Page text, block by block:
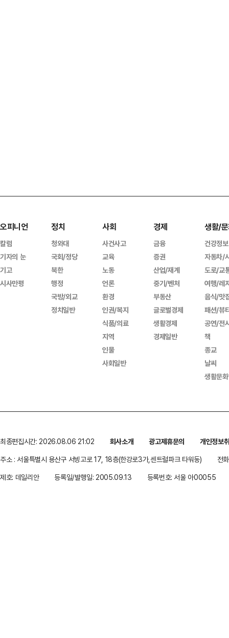
오피니언
칼럼
기자의 눈
기고
시사만평
정치
청와대
국회/정당
북한
행정
국방/외교
정치일반
사회
사건사고
교육
노동
언론
환경
인권/복지
식품/의료
지역
인물
사회일반
경제
금융
증권
산업/재계
중기/벤처
부동산
글로벌경제
생활경제
경제일반
생활/
건강정보
자동차/
도로/교
여행/레
음식/맛
패션/뷰
공연/전
책
종교
날씨
생활문
최종편집시간: 2026.08.06 21:02 회사소개 광고제휴문의
개인정보
주소 : 서울특별시 용산구 서빙고로 17, 18층(한강로3가,센트럴파크 타워동)
전
제호: 데일리안
등록일/발행일: 2005.09.13 등록번호: 서울 아00055